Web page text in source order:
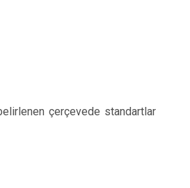
çerçevede standartlar